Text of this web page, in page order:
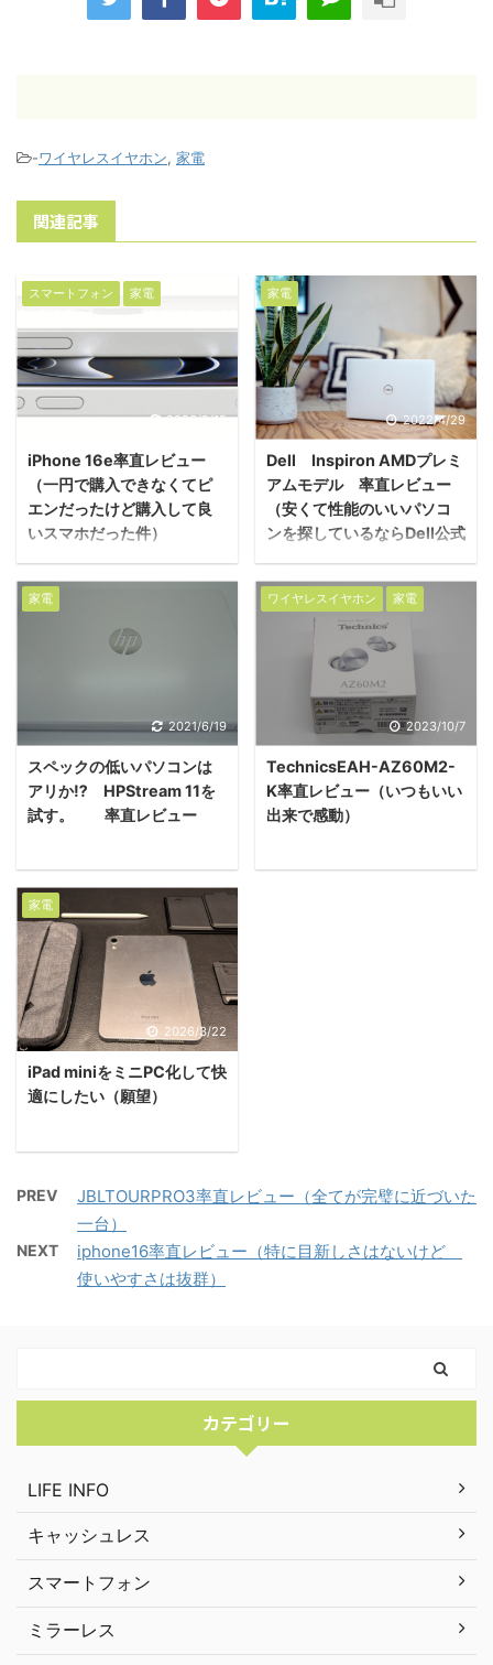
-ワイヤレスイヤホン, 家電
関連記事
スマートフォン 家電
2026/2/15
iPhone 16e率直レビュー
（一円で購入できなくてピ
エンだったけど購入して良
いスマホだった件）
家電
2022/4/29
Dell Inspiron AMDプレミ
アムモデル 率直レビュー
（安くて性能のいいパソコ
ンを探しているならDell公式
家電
2021/6/19
スペックの低いパソコンは
アリか⁉ HPStream 11を
試す。 率直レビュー
ワイヤレスイヤホン 家電
2023/10/7
TechnicsEAH-AZ60M2-
K率直レビュー（いつもいい
出来で感動）
家電
2026/3/22
iPad miniをミニPC化して快
適にしたい（願望）
PREV
JBLTOURPRO3率直レビュー（全てが完璧に近づいた
一台）
NEXT
iphone16率直レビュー（特に目新しさはないけど
使いやすさは抜群）
カテゴリー
LIFE INFO
キャッシュレス
スマートフォン
ミラーレス